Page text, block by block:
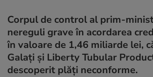
Corpul de control al prim-
nereguli grave în acordarea
în valoare de 1,46 miliarde lei,
Galați și Liberty Tubular
descoperit plăți neconforme.